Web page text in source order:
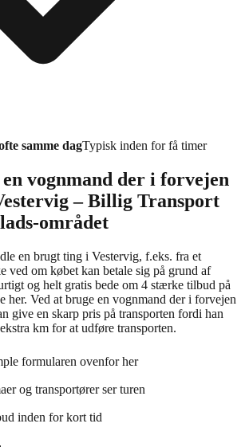
samme dagTypisk inden for få timer
vognmand der i forvejen
– Billig Transport
området
en brugt ting i Vestervig, f.eks. fra et
ved om købet kan betale sig på grund af
og helt gratis bede om 4 stærke tilbud på
her. Ved at bruge en vognmand der i forvejen
give en skarp pris på transporten fordi han
km for at udføre transporten.
formularen ovenfor her
og transportører ser turen
inden for kort tid